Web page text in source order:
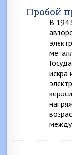
Пробой
В
искра
между